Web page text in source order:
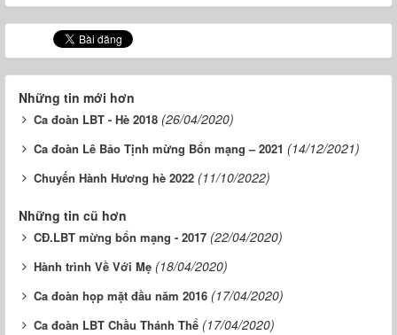
Những tin mới hơn
Ca đoàn LBT - Hè 2018 (26/04/2020)
Ca đoàn Lê Bảo Tịnh mừng Bổn mạng – 2021 (14/12/2021)
Chuyến Hành Hương hè 2022 (11/10/2022)
Những tin cũ hơn
CĐ.LBT mừng bổn mạng - 2017 (22/04/2020)
Hành trình Về Với Mẹ (18/04/2020)
Ca đoàn họp mặt đầu năm 2016 (17/04/2020)
Ca đoàn LBT Chầu Thánh Thể (17/04/2020)